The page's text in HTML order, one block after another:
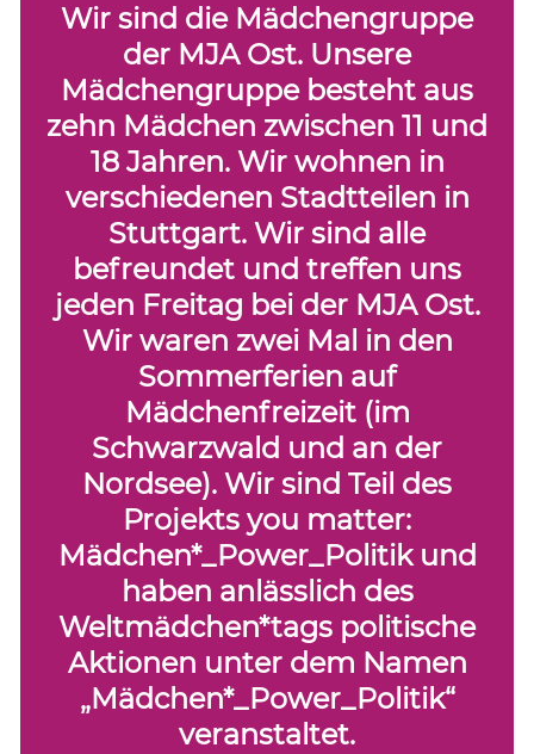
Wir sind die Mädchengruppe
der MJA Ost. Unsere
Mädchengruppe besteht aus
zehn Mädchen zwischen 11 und
18 Jahren. Wir wohnen in
verschiedenen Stadtteilen in
Stuttgart. Wir sind alle
befreundet und treffen uns
jeden Freitag bei der MJA Ost.
Wir waren zwei Mal in den
Sommerferien auf
Mädchenfreizeit (im
Schwarzwald und an der
Nordsee). Wir sind Teil des
Projekts you matter:
Mädchen*_Power_Politik und
haben anlässlich des
Weltmädchen*tags politische
Aktionen unter dem Namen
„Mädchen*_Power_Politik“
veranstaltet.